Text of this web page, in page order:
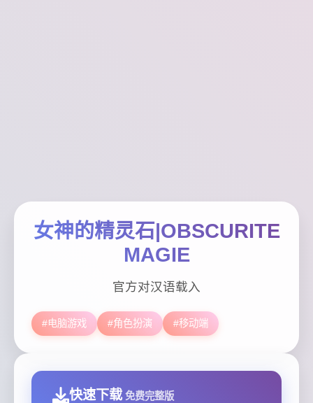
女神的精灵石|OBSCURITE
MAGIE
官方对汉语载入
#电脑游戏 #角色扮演 #移动端
快速下载 免费完整版